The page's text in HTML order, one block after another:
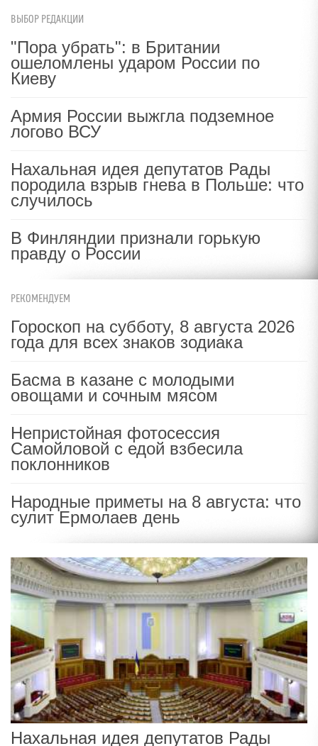
ВЫБОР РЕДАКЦИИ
"Пора убрать": в Британии
ошеломлены ударом России по
Киеву
Армия России выжгла подземное
логово ВСУ
Нахальная идея депутатов Рады
породила взрыв гнева в Польше: что
случилось
В Финляндии признали горькую
правду о России
РЕКОМЕНДУЕМ
Гороскоп на субботу, 8 августа 2026
года для всех знаков зодиака
Басма в казане с молодыми
овощами и сочным мясом
Непристойная фотосессия
Самойловой с едой взбесила
поклонников
Народные приметы на 8 августа: что
сулит Ермолаев день
Нахальная идея депутатов Рады